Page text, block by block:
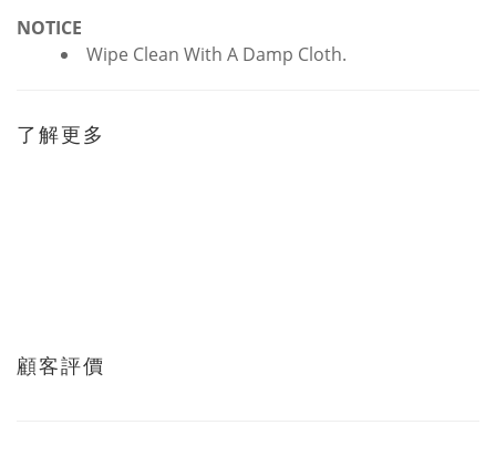
NOTICE
Wipe Clean With A Damp Cloth.
了解更多
顧客評價